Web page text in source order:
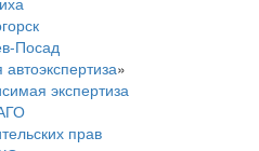
Посад
»
экспертиза
прав